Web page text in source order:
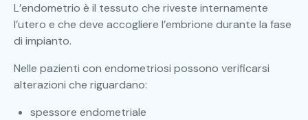
L’endometrio è il tessuto che riveste internamente
l’utero e che deve accogliere l’embrione durante la fase
di impianto.
Nelle pazienti con endometriosi possono verificarsi
alterazioni che riguardano:
spessore endometriale